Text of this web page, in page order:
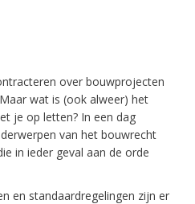
over bouwprojecten
wat is (ook alweer) het
je op letten? In een dag
van het bouwrecht
in ieder geval aan de orde
en standaardregelingen zijn er